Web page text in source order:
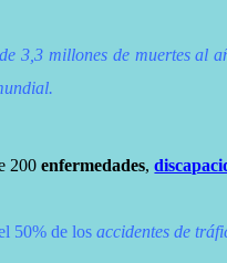
3,3 millones de muertes al
200enfermedades,
50% de losaccidentes de